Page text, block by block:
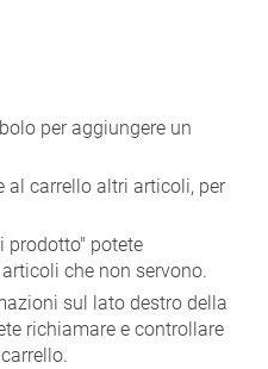
per aggiungere un
al carrello altri articoli, per
prodotto" potete
che non servono.
sul lato destro della
richiamare e controllare